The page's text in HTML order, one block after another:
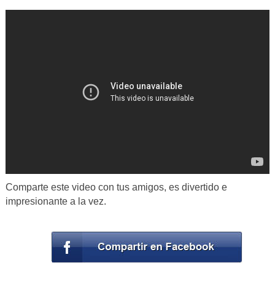
Comparte este video con tus amigos, es divertido e
impresionante a la vez.